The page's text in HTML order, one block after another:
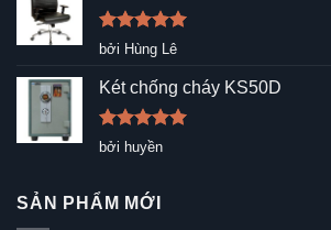
Được xếp
5
sao
bởi Hùng Lê
Két chống cháy KS50D
Được xếp
hạng5
bởi huyền
SẢN PHẨM MỚI